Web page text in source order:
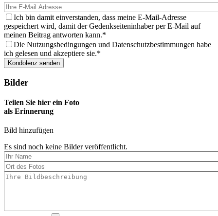
Ich bin damit einverstanden, dass meine E-Mail-Adresse
gespeichert wird, damit der Gedenkseiteninhaber per E-Mail auf
meinen Beitrag antworten kann.
Die Nutzungsbedingungen und Datenschutzbestimmungen habe
ich gelesen und akzeptiere sie.
Bilder
Teilen Sie hier ein Foto
als Erinnerung
Bild hinzufügen
Es sind noch keine Bilder veröffentlicht.